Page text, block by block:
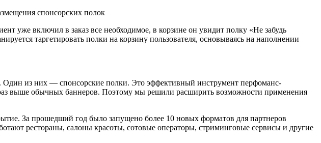
уже включил в заказ все необходимое, в корзине он увидит полку «Не забудь
таргетировать полки на корзину пользователя, основываясь на наполнении
из них — спонсорские полки. Это эффективный инструмент перфоманс-
раз выше обычных баннеров. Поэтому мы решили расширить возможности применения
За прошедший год было запущено более 10 новых форматов для партнеров
рестораны, салоны красоты, сотовые операторы, стриминговые сервисы и другие